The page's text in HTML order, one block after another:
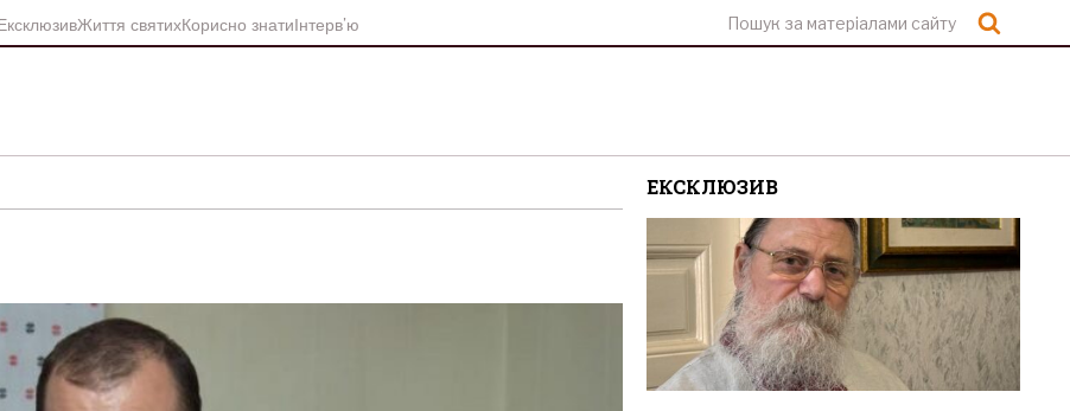
Життя святихКорисно знатиІнтерв’ю
ЕКСКЛЮЗИВ